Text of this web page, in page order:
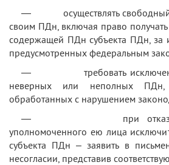
— осуществлять свободный
своим ПДн, включая право
содержащей ПДн субъекта ПДн, за
предусмотренных федеральным
— требовать исключения
неверных или неполных
обработанных с нарушением
— при отказе
уполномоченного ею лица
субъекта ПДн – заявить в
несогласии, представив